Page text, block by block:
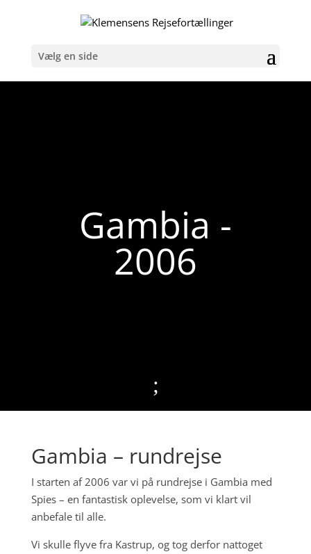
Vælg en side
Gambia -
2006
;
Gambia – rundrejse
I starten af 2006 var vi på rundrejse i Gambia med
Spies – en fantastisk oplevelse, som vi klart vil
anbefale til alle.
Vi skulle flyve fra Kastrup, og tog derfor nattoget